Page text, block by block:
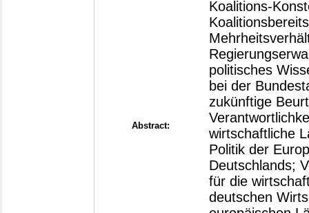
Abstract:
Koalitions-
politisches
bei der
zukünftige
wirtschaftliche
Politik der
Deutschlands;
für die
deutschen